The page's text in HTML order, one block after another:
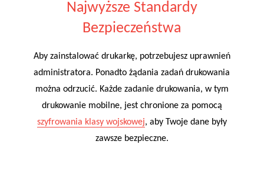
Najwyższe Standardy
Bezpieczeństwa
Aby zainstalować drukarkę, potrzebujesz uprawnień
administratora. Ponadto żądania zadań drukowania
można odrzucić. Każde zadanie drukowania, w tym
drukowanie mobilne, jest chronione za pomocą
szyfrowania klasy wojskowej, aby Twoje dane były
zawsze bezpieczne.